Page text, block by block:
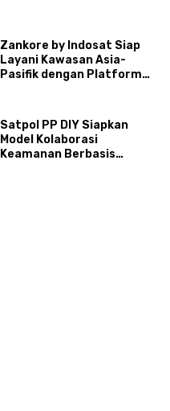
Zankore by Indosat Siap
Layani Kawasan Asia-
Pasifik dengan Platform
Satpol PP DIY Siapkan
Model Kolaborasi
Keamanan Berbasis